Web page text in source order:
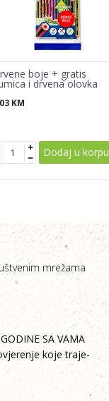
boje + gratis
i drvena olovka
KM
Dodaj u korpu
mrežama
SA VAMA
koje traje-